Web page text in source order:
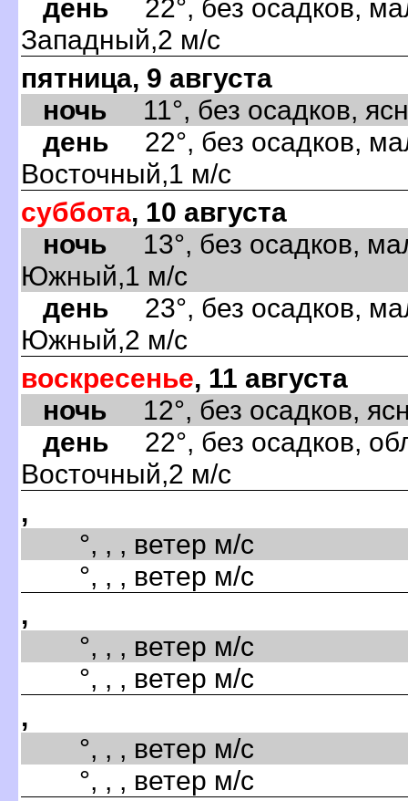
день 22°, без осадков,
Западный,2 м/с
пятница, 9 августа
ночь 11°, без осадков,
день 22°, без осадков,
Восточный,1 м/с
суббота, 10 августа
ночь 13°, без осадков,
Южный,1 м/с
день 23°, без осадков,
Южный,2 м/с
воскресенье, 11 августа
ночь 12°, без осадков,
день 22°, без осадков,
Восточный,2 м/с
,
°, , , ветер м/с
°, , , ветер м/с
,
°, , , ветер м/с
°, , , ветер м/с
,
°, , , ветер м/с
°, , , ветер м/с